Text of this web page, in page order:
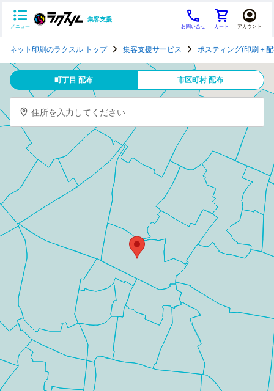
メニュー
集客支援
お問い合せ カート アカウント
テ
ン
グ
ネット印刷のラクスル トップ 集客支援サービス ポスティング(印刷＋
町丁目 配布 市区町村 配布
住所を入力してください